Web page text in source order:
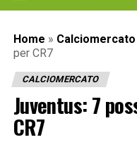
Home » Calciomercato
per CR7
CALCIOMERCATO
Juventus: 7
CR7